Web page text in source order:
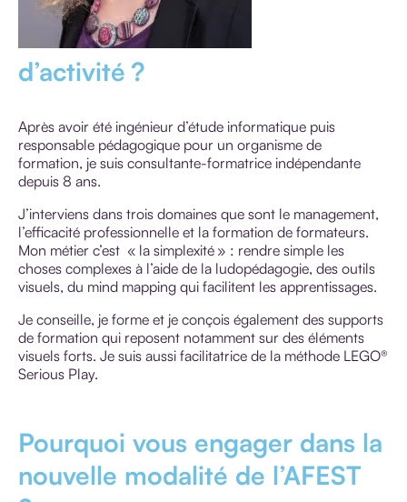
d’activité ?
Après avoir été ingénieur d’étude informatique puis
responsable pédagogique pour un organisme de
formation, je suis consultante-formatrice indépendante
depuis 8 ans.
J’interviens dans trois domaines que sont le management,
l’efficacité professionnelle et la formation de formateurs.
Mon métier c’est « la simplexité » : rendre simple les
choses complexes à l’aide de la ludopédagogie, des outils
visuels, du mind mapping qui facilitent les apprentissages.
Je conseille, je forme et je conçois également des supports
de formation qui reposent notamment sur des éléments
visuels forts. Je suis aussi facilitatrice de la méthode LEGO®
Serious Play.
Pourquoi vous engager dans la
nouvelle modalité de l’AFEST